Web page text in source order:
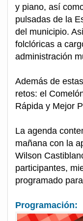
y piano, así
pulsadas de la
del municipio.
folclóricas a
administración
Además de
retos: el
Rápida y Mejor
La agenda
mañana con la
Wilson
participantes,
programado
Programación: